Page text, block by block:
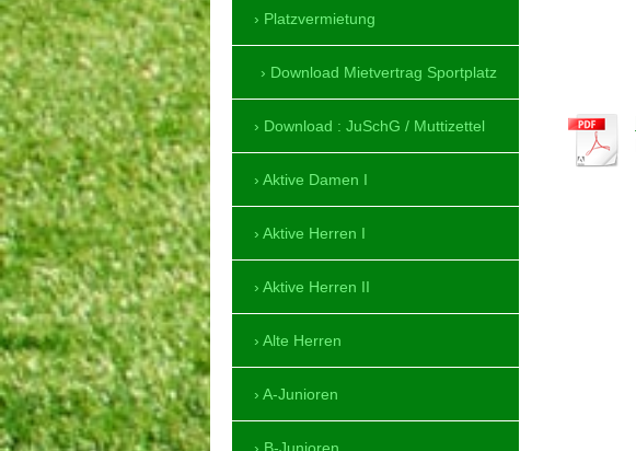
Platzvermietung
Download Mietvertrag Sportplatz
Download : JuSchG / Muttizettel
Aktive Damen I
Aktive Herren I
Aktive Herren II
Alte Herren
A-Junioren
B-Junioren